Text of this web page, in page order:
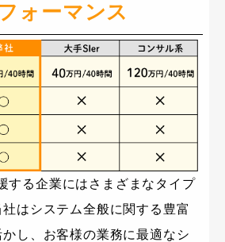
ォーマンス
する企業にはさまざまなタイプ
はシステム全般に関する豊富
し、お客様の業務に最適なシ